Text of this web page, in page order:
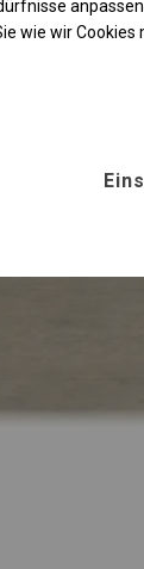
wie wir